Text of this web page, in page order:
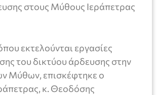
στους Μύθους Ιεράπετρας
εκτελούνται εργασίες
του δικτύου άρδευσης στην
Μύθων, επισκέφτηκε ο
κ. Θεοδόσης